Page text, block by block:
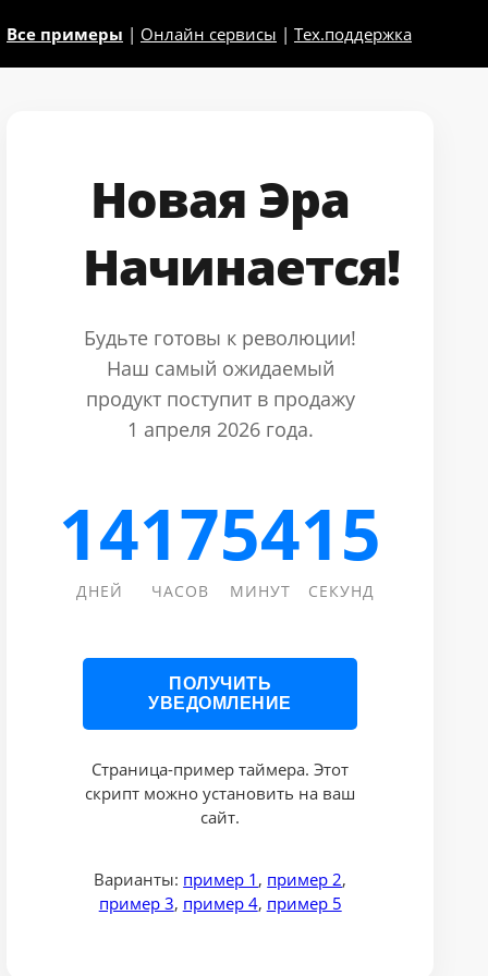
Все примеры | Онлайн сервисы | Тех.поддержка
Новая Эра
Начинается!
Будьте готовы к революции!
Наш самый ожидаемый
продукт поступит в продажу
1 апреля 2026 года.
14
ДНЕЙ
17
ЧАСОВ
54
МИНУТ
15
СЕКУНД
ПОЛУЧИТЬ
УВЕДОМЛЕНИЕ
Страница-пример таймера. Этот
скрипт можно установить на ваш
сайт.
Варианты: пример 1 , пример 2,
пример 3, пример 4, пример 5